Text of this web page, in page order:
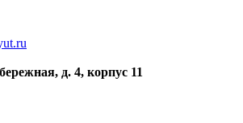
д. 4, корпус 11